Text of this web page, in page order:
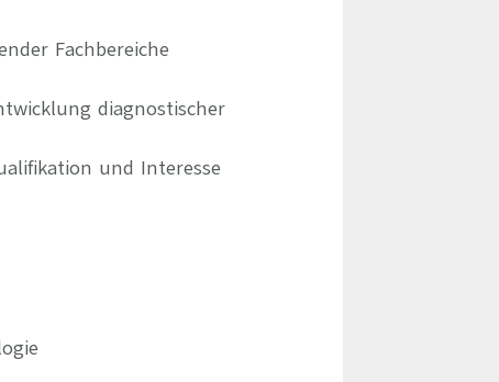
Fachbereiche
diagnostischer
und Interesse